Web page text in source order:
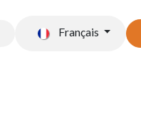
Français